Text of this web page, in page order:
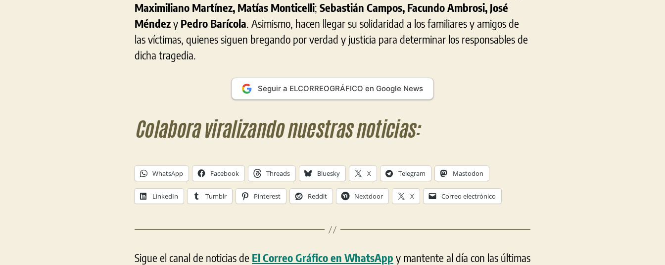
Maximiliano Martínez, Matías Monticelli; Sebastián Campos, Facundo Ambrosi, José
Méndezy Pedro Barícola. Asimismo, hacen llegar su solidaridad a los familiares y amigos de
las víctimas, quienes siguen bregando por verdad y justicia para determinar los responsables de
dicha tragedia.
Seguir a ELCORREOGRÁFICO en Google News
Colabora viralizando nuestras noticias:
WhatsApp Facebook Threads Bluesky X Telegram Mastodon
LinkedIn Tumblr Pinterest Reddit Nextdoor X Correo electrónico
Sigue el canal de noticias de El Correo Gráfico en WhatsApp y mantente al día con las últimas